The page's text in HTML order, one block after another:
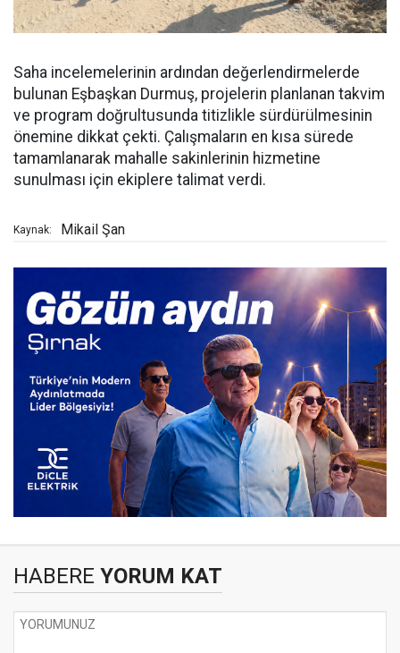
Saha incelemelerinin ardından değerlendirmelerde
bulunan Eşbaşkan Durmuş, projelerin planlanan takvim
ve program doğrultusunda titizlikle sürdürülmesinin
önemine dikkat çekti. Çalışmaların en kısa sürede
tamamlanarak mahalle sakinlerinin hizmetine
sunulması için ekiplere talimat verdi.
Kaynak: Mikail Şan
HABERE YORUM KAT